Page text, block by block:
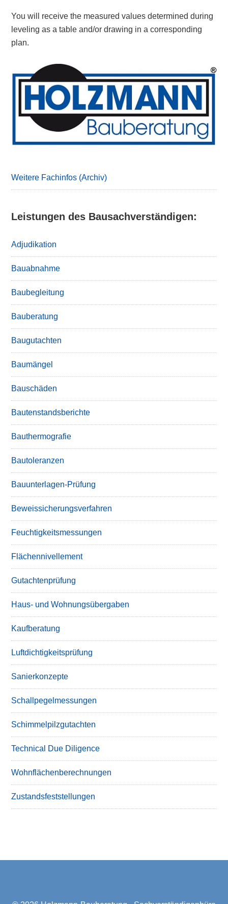
You will receive the measured values determined during
leveling as a table and/or drawing in a corresponding
plan.
Primary
Sidebar
Weitere Fachinfos (Archiv)
Leistungen des Bausachverständigen:
Adjudikation
Bauabnahme
Baubegleitung
Bauberatung
Baugutachten
Baumängel
Bauschäden
Bautenstandsberichte
Bauthermografie
Bautoleranzen
Bauunterlagen-Prüfung
Beweissicherungsverfahren
Feuchtigkeitsmessungen
Flächennivellement
Gutachtenprüfung
Haus- und Wohnungsübergaben
Kaufberatung
Luftdichtigkeitsprüfung
Sanierkonzepte
Schallpegelmessungen
Schimmelpilzgutachten
Technical Due Diligence
Wohnflächenberechnungen
Zustandsfeststellungen